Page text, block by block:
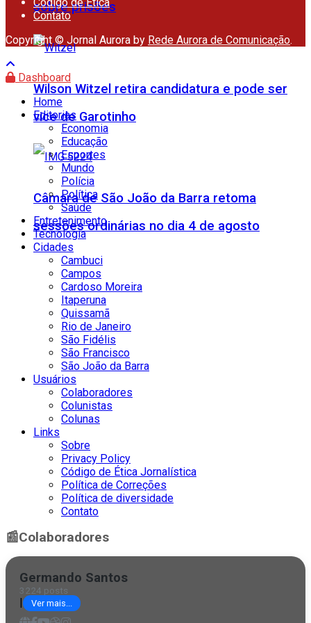
sobre prisões
Wilson Witzel retira candidatura e pode ser
vice de Garotinho
Câmara de São João da Barra retoma
sessões ordinárias no dia 4 de agosto
Contato
Copyright © Jornal Aurora by Rede Aurora de Comunicação.
Dashboard
Home
Editorias
Economia
Educação
Esportes
Mundo
Polícia
Política
Saúde
Entretenimento
Tecnologia
Cidades
Cambuci
Campos
Cardoso Moreira
Itaperuna
Quissamã
Rio de Janeiro
São Fidélis
São Francisco
São João da Barra
Usuários
Colaboradores
Colunistas
Colunas
Links
Sobre
Privacy Policy
Código de Ética Jornalística
Política de Correções
Política de diversidade
Contato
📰Colaboradores
Germando Santos
3224 posts
| Ver mais...